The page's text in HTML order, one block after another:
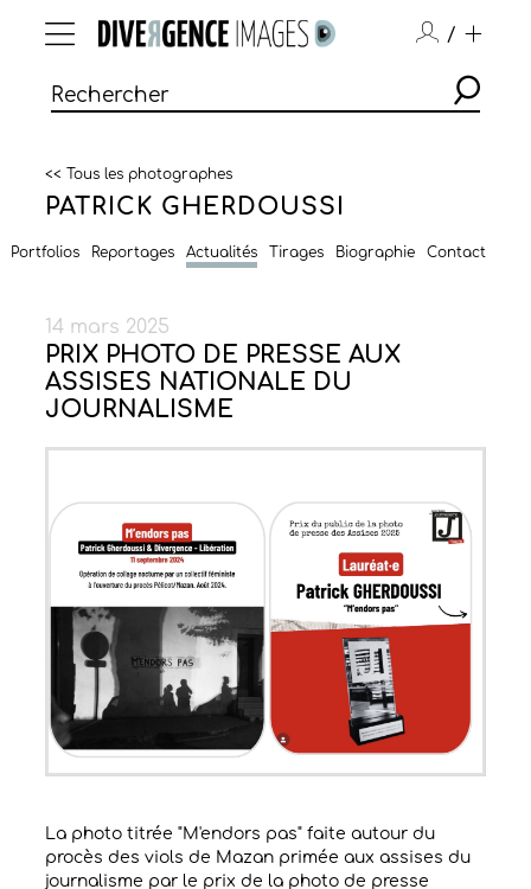
/
<< Tous les photographes
PATRICK GHERDOUSSI
Portfolios Reportages Actualités Tirages Biographie Contact
14 mars 2025
PRIX PHOTO DE PRESSE AUX
ASSISES NATIONALE DU
JOURNALISME
La photo titrée "M'endors pas" faite autour du
procès des viols de Mazan primée aux assises du
journalisme par le prix de la photo de presse